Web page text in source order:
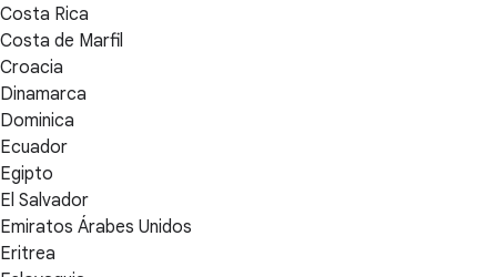
Costa Rica
Costa de Marfil
Croacia
Dinamarca
Dominica
Ecuador
Egipto
El Salvador
Emiratos Árabes Unidos
Eritrea